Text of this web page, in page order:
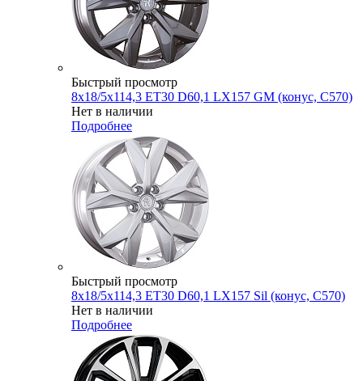
Быстрый просмотр
8x18/5x114,3 ET30 D60,1 LX157 GM (конус, C570)
Нет в наличии
Подробнее
Быстрый просмотр
8x18/5x114,3 ET30 D60,1 LX157 Sil (конус, C570)
Нет в наличии
Подробнее